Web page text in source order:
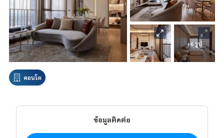
+6 รูป
คอนโด
ข้อมูลติดต่อ